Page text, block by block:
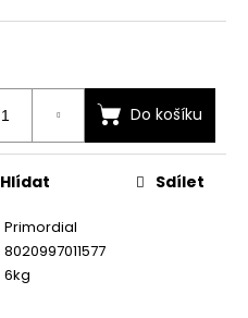
Do košíku
Primordial
8020997011577
6kg
Hlídat Sdílet